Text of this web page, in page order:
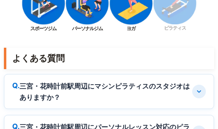
スポーツジム パーソナルジム ヨガ ピラティス
よくある質問
三宮・花時計前駅周辺にマシンピラティスのスタジオは
ありますか？
三宮・花時計前駅周辺にパーソナルレッスン対応のピラ